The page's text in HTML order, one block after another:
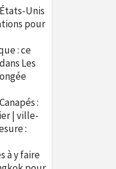
Unis
pour
: ce
Les
:
| ville-
:
à y faire